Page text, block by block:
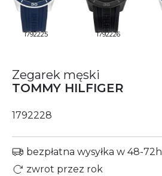
1792225 1792226
Zegarek męski
TOMMY HILFIGER
1792228
bezpłatna wysyłka w 48-72h
zwrot przez rok